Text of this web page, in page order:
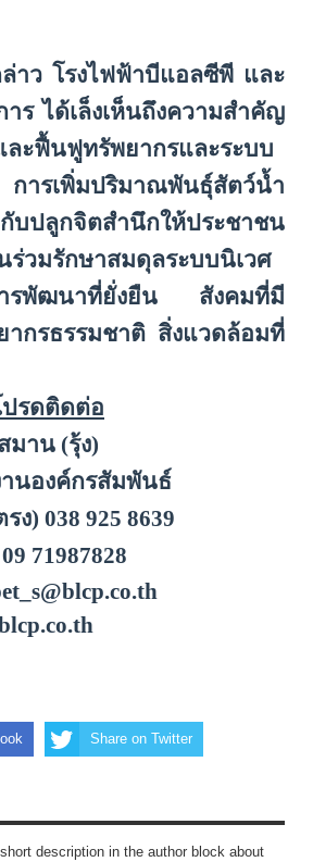
าว โรงไฟฟ้าบีแอลซีพี และ
ร ได้เล็งเห็นถึงความสำคัญ
ละฟื้นฟูทรัพยากรและระบบ
ารเพิ่มปริมาณพันธุ์สัตว์น้ำ
บปลูกจิตสำนึกให้ประชาชน
ร่วมรักษาสมดุลระบบนิเวศ
ารพัฒนาที่ยั่งยืน สังคมที่มี
กรธรรมชาติ สิ่งแวดล้อมที่
ปรดติดต่อ
มาน (รุ้ง)
นองค์กรสัมพันธ์
ง) 038 925 8639
09 71987828
Share on Twitter
description in the author block about